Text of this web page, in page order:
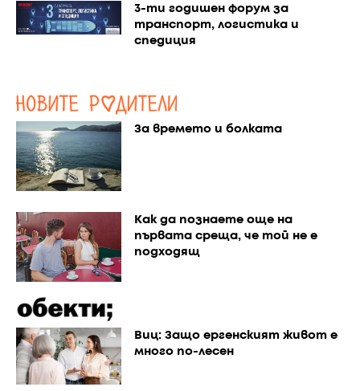
3-ти годишен форум за
транспорт, логистика и
спедиция
За времето и болката
Как да познаете още на
първата среща, че той не е
подходящ
Виц: Защо ергенският живот е
много по-лесен